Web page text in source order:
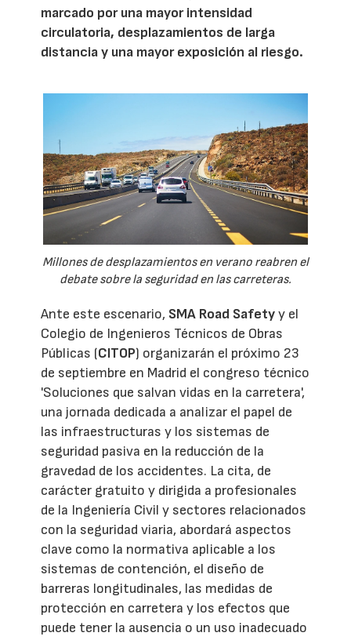
marcado por una mayor intensidad
circulatoria, desplazamientos de larga
distancia y una mayor exposición al riesgo.
Millones de desplazamientos en verano reabren el
debate sobre la seguridad en las carreteras.
Ante este escenario, SMA Road Safetyy el
Colegio de Ingenieros Técnicos de Obras
Públicas (CITOP) organizarán el próximo 23
de septiembre en Madrid el congreso técnico
'Soluciones que salvan vidas en la carretera',
una jornada dedicada a analizar el papel de
las infraestructuras y los sistemas de
seguridad pasiva en la reducción de la
gravedad de los accidentes. La cita, de
carácter gratuito y dirigida a profesionales
de la Ingeniería Civil y sectores relacionados
con la seguridad viaria, abordará aspectos
clave como la normativa aplicable a los
sistemas de contención, el diseño de
barreras longitudinales, las medidas de
protección en carretera y los efectos que
puede tener la ausencia o un uso inadecuado